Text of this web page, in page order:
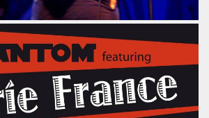
FRANCE ET LES FANTOMES dans
rendu.
Featuring MARIE FRANCE.
MIAM), avec LES EXPERTS